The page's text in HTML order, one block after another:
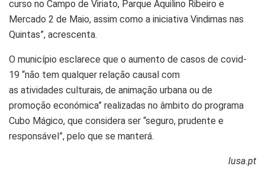
curso no Campo de Viriato, Parque Aquilino Ribeiro e
Mercado 2 de Maio, assim como a iniciativa Vindimas nas
Quintas”, acrescenta.
O município esclarece que o aumento de casos de covid-
19 “não tem qualquer relação causal com
as atividades culturais, de animação urbana ou de
promoção económica” realizadas no âmbito do programa
Cubo Mágico, que considera ser “seguro, prudente e
responsável”, pelo que se manterá.
lusa.pt